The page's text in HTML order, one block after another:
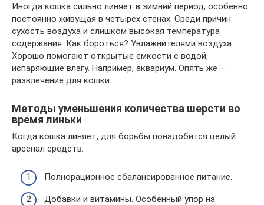
Иногда кошка сильно линяет в зимний период, особенно
постоянно живущая в четырех стенах. Среди причин:
сухость воздуха и слишком высокая температура
содержания. Как бороться? Увлажнителями воздуха.
Хорошо помогают открытые емкости с водой,
испаряющие влагу. Например, аквариум. Опять же –
развлечение для кошки.
Методы уменьшения количества шерсти во
время линьки
Когда кошка линяет, для борьбы понадобится целый
арсенал средств:
Полнорационное сбалансированное питание.
Добавки и витамины. Особенный упор на